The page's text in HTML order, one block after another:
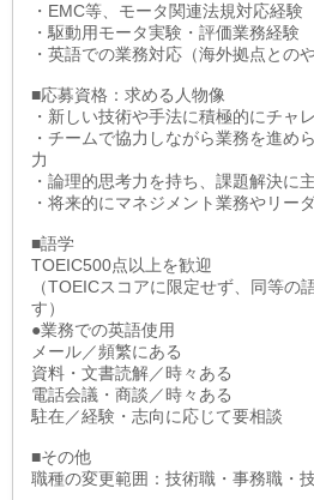
・EMC等、モータ関連法規対応経験
・駆動用モータ実験・評価業務経験
・英語での業務対応（海外拠点との
■応募資格：求める人物像
・新しい技術や手法に積極的にチャ
・チームで協力しながら業務を進め
力
・論理的思考力を持ち、課題解決に
・将来的にマネジメント業務やリー
■語学
TOEIC500点以上を歓迎
（TOEICスコアに限定せず、同等の
す）
●業務での英語使用
メール／頻繁にある
資料・文書読解／時々ある
電話会議・商談／時々ある
駐在／経験・志向に応じて要相談
■その他
職種の変更範囲：技術職・事務職・